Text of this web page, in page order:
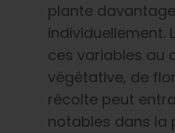
plante
individuellement.
ces variables au
végétative, de
récolte peut
notables dans la